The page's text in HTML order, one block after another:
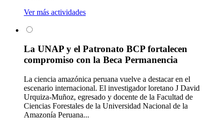
Ver más actividades
La UNAP y el Patronato BCP fortalecen
compromiso con la Beca Permanencia
La ciencia amazónica peruana vuelve a destacar en el
escenario internacional. El investigador loretano J David
Urquiza-Muñoz, egresado y docente de la Facultad de
Ciencias Forestales de la Universidad Nacional de la
Amazonía Peruana...